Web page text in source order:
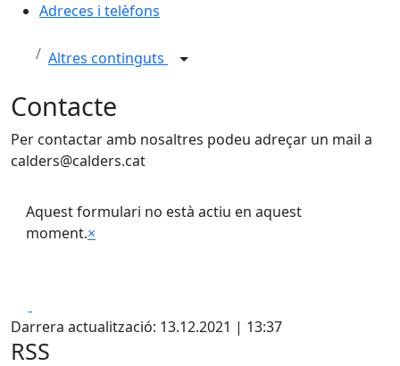
Adreces i telèfons
Altres continguts
Contacte
Per contactar amb nosaltres podeu adreçar un mail a
calders@calders.cat
Aquest formulari no està actiu en aquest
moment.×
Darrera actualització: 13.12.2021 | 13:37
RSS